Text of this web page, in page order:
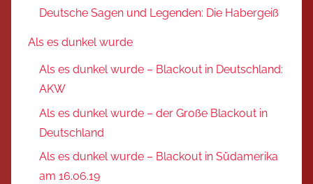
Deutsche Sagen und Legenden: Die Habergeiß
Als es dunkel wurde
Als es dunkel wurde – Blackout in Deutschland:
AKW
Als es dunkel wurde – der Große Blackout in
Deutschland
Als es dunkel wurde – Blackout in Südamerika
am 16.06.19